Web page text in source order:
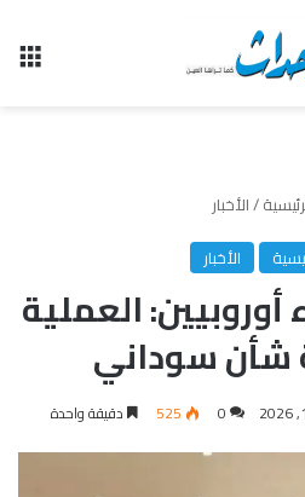
/الأخبار
الأخبار
أوروبيين: العملية
شأن سوداني
0
525 دقيقة واحدة